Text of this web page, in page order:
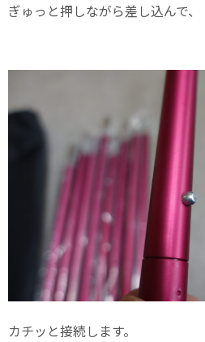
ぎゅっと押しながら差し込んで、
カチッと接続します。